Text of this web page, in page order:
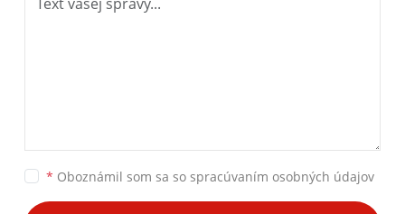
* Oboznámil som sa so spracúvaním osobných údajov